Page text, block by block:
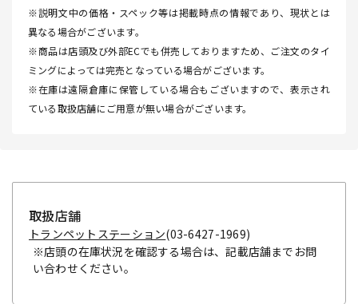
※説明文中の価格・スペック等は掲載時点の情報であり、現状とは
異なる場合がございます。
※商品は店頭及び外部ECでも併売しておりますため、ご注文のタイ
ミングによっては完売となっている場合がございます。
※在庫は遠隔倉庫に保管している場合もございますので、表示され
ている取扱店舗にご用意が無い場合がございます。
取扱店舗
トランペットステーション(03-6427-1969)
※店頭の在庫状況を確認する場合は、記載店舗までお問
い合わせください。